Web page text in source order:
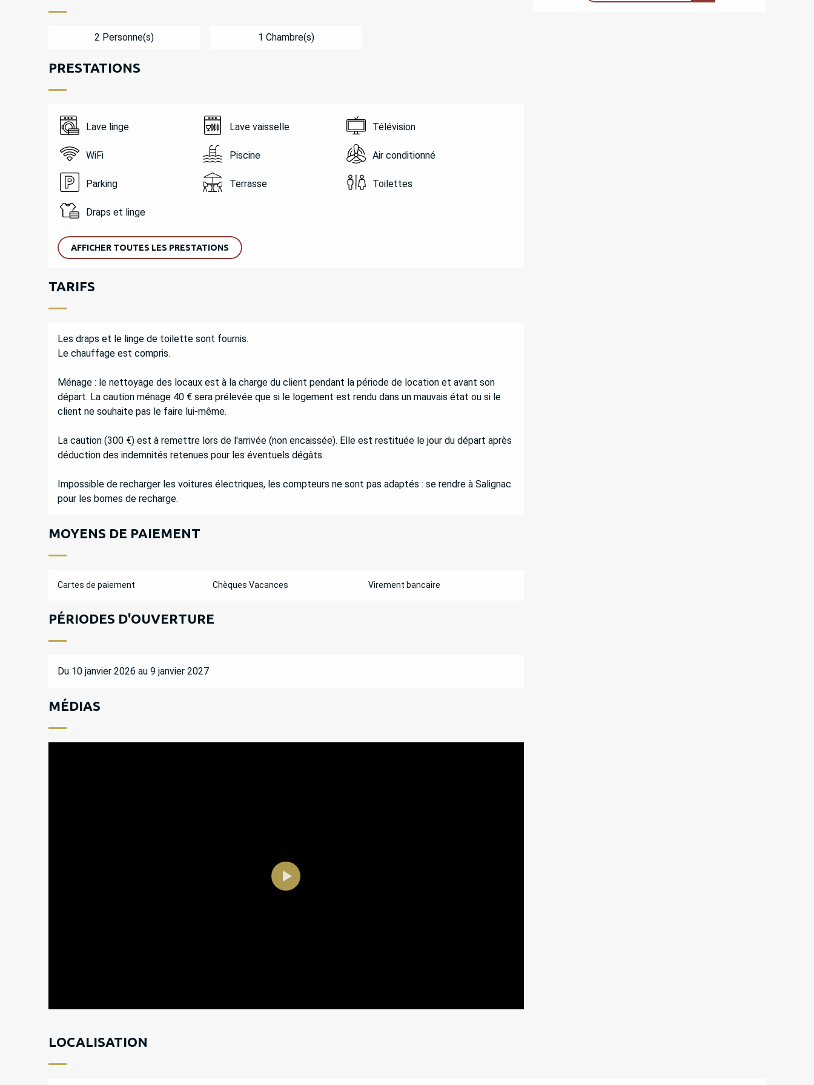
2 Personne(s) 1 Chambre(s)
PRESTATIONS
Lave linge Lave vaisselle Télévision
WiFi Piscine Air conditionné
Parking Terrasse Toilettes
Draps et linge
AFFICHER TOUTES LES PRESTATIONS
TARIFS
Les draps et le linge de toilette sont fournis.
Le chauffage est compris.
Ménage : le nettoyage des locaux est à la charge du client pendant la période de location et avant son
départ. La caution ménage 40 € sera prélevée que si le logement est rendu dans un mauvais état ou si le
client ne souhaite pas le faire lui-même.
La caution (300 €) est à remettre lors de l'arrivée (non encaissée). Elle est restituée le jour du départ après
déduction des indemnités retenues pour les éventuels dégâts.
Impossible de recharger les voitures électriques, les compteurs ne sont pas adaptés : se rendre à Salignac
pour les bornes de recharge.
MOYENS DE PAIEMENT
Cartes de paiement Chèques Vacances Virement bancaire
PÉRIODES D'OUVERTURE
Du 10 janvier 2026 au 9 janvier 2027
MÉDIAS
LOCALISATION